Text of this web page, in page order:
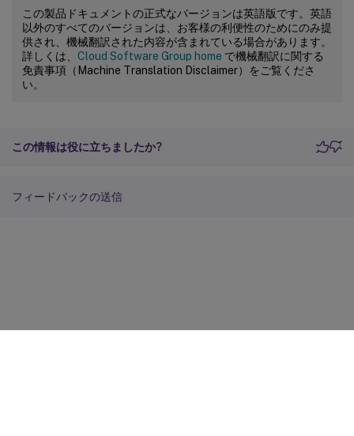
この製品ドキュメントの正式なバージョンは英語版です。英語
以外のすべてのバージョンは、お客様の利便性のためにのみ提
供され、機械翻訳された内容が含まれている場合があります。
詳しくは、 Cloud Software Group home で機械翻訳に関する
免責事項（Machine Translation Disclaimer）をご覧くださ
い。
この情報は役に立ちましたか?
フィードバックの送信